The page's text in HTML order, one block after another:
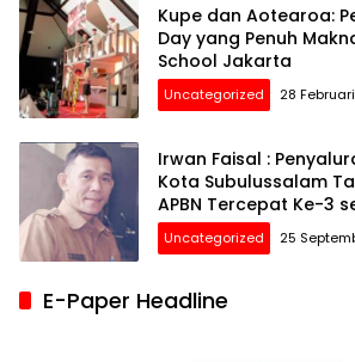
Kupe dan Aotearoa:
Day yang Penuh
School Jakarta
Uncategorized 28
Irwan Faisal :
Kota Subulussalam
APBN Tercepat Ke-3
Uncategorized 25
E-Paper Headline